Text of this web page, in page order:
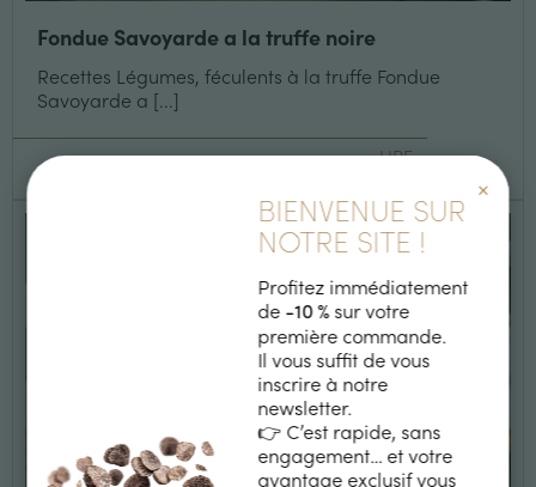
Fondue Savoyarde a la truffe noire
Recettes Légumes, féculents à la truffe Fondue
Savoyarde a [...]
LIRE +
×
BIENVENUE SUR
NOTRE SITE !
Profitez immédiatement
de-10 %sur votre
première commande.
Il vous suffit de vous
inscrire à notre
newsletter.
👉 C’est rapide, sans
engagement… et votre
avantage exclusif vous